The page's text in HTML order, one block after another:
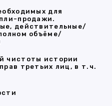
для
продажи.
действительные/
объёме/
чистоты истории
третьих лиц, в т.ч.